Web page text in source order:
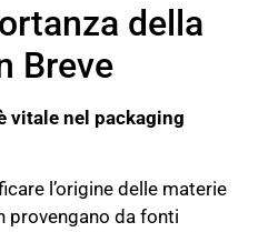
della
Breve
vitale nel packaging
l’origine delle materie
provengano da fonti